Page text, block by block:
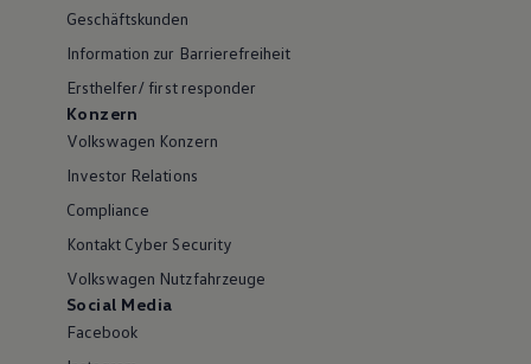
Geschäftskunden
Information zur Barrierefreiheit
Ersthelfer/ first responder
Konzern
Volkswagen Konzern
Investor Relations
Compliance
Kontakt Cyber Security
Volkswagen Nutzfahrzeuge
Social Media
Facebook